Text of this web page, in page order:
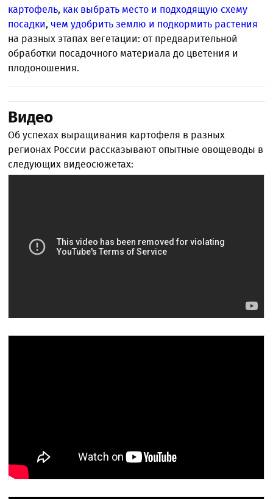
картофель, как выбрать место и подходящую схему
посадки,чем удобрить землю и подкормить растения
на разных этапах вегетации: от предварительной
обработки посадочного материала до цветения и
плодоношения.
Видео
Об успехах выращивания картофеля в разных
регионах России рассказывают опытные овощеводы в
следующих видеосюжетах: